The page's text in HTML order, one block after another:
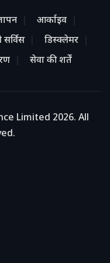
आर्काइव
सर्विस
डिस्क्लेमर
सेवा की शर्तें
Limited 2026. All